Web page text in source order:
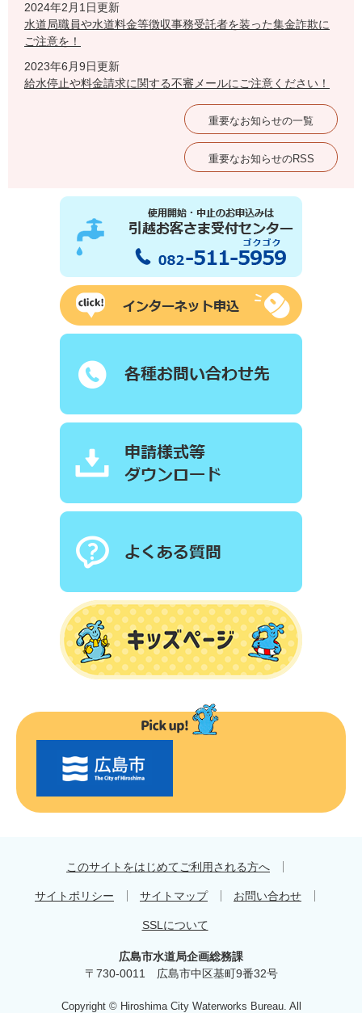
2024年2月1日更新
水道局職員や水道料金等徴収事務受託者を装った集金詐欺に
ご注意を！
2023年6月9日更新
給水停止や料金請求に関する不審メールにご注意ください！
重要なお知らせの一覧
重要なお知らせのRSS
このサイトをはじめてご利用される方へ
サイトポリシー サイトマップ お問い合わせ
SSLについて
広島市水道局企画総務課
〒730-0011 広島市中区基町9番32号
Copyright © Hiroshima City Waterworks Bureau. All